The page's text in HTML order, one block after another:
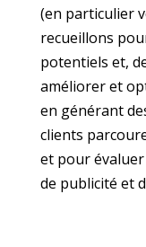
(en particulier
recueillons
potentiels et,
améliorer et
en générant
clients
et pour
de publicité et